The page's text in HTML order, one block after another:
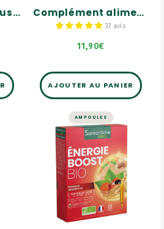
Bonne Nuit Bio Infusion - 20 infusions Complément alimentaire Gaz et Ballonnements Bio - 30 gélules
37 avis
11,90€
Diminue les inconforts
digestifs.
AJOUTER AU PANIER
AMPOULES
ÉNERGIE ET VITALITÉ
Énergie Boost Bio
- 20 ampoules
Coup de BOOST immédiat !
Contient 35 mg de
cafféine NATURELLE par
ampoule.
Hautement dosé en